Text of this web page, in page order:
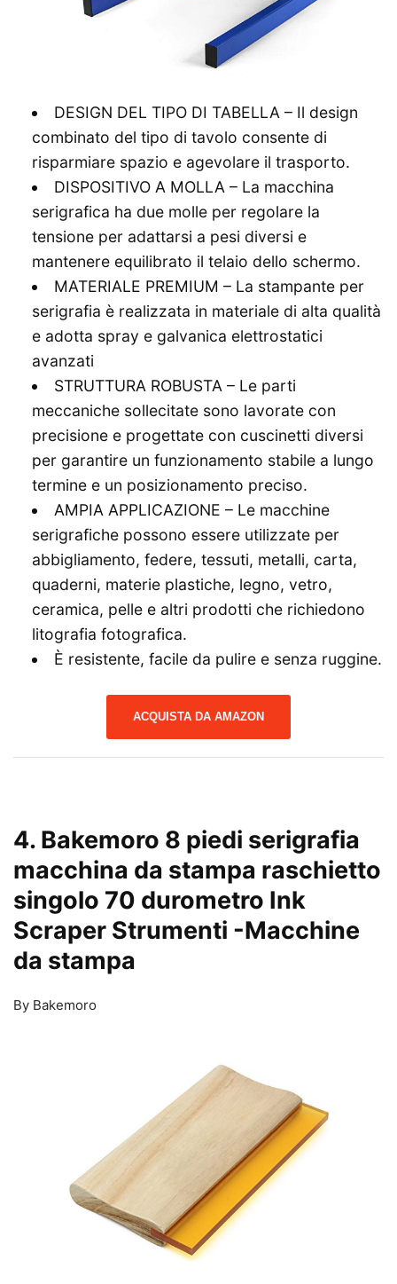
DESIGN DEL TIPO DI TABELLA – Il design
combinato del tipo di tavolo consente di
risparmiare spazio e agevolare il trasporto.
DISPOSITIVO A MOLLA – La macchina
serigrafica ha due molle per regolare la
tensione per adattarsi a pesi diversi e
mantenere equilibrato il telaio dello schermo.
MATERIALE PREMIUM – La stampante per
serigrafia è realizzata in materiale di alta qualità
e adotta spray e galvanica elettrostatici
avanzati
STRUTTURA ROBUSTA – Le parti
meccaniche sollecitate sono lavorate con
precisione e progettate con cuscinetti diversi
per garantire un funzionamento stabile a lungo
termine e un posizionamento preciso.
AMPIA APPLICAZIONE – Le macchine
serigrafiche possono essere utilizzate per
abbigliamento, federe, tessuti, metalli, carta,
quaderni, materie plastiche, legno, vetro,
ceramica, pelle e altri prodotti che richiedono
litografia fotografica.
È resistente, facile da pulire e senza ruggine.
ACQUISTA DA AMAZON
4. Bakemoro 8 piedi serigrafia
macchina da stampa raschietto
singolo 70 durometro Ink
Scraper Strumenti -Macchine
da stampa
By Bakemoro